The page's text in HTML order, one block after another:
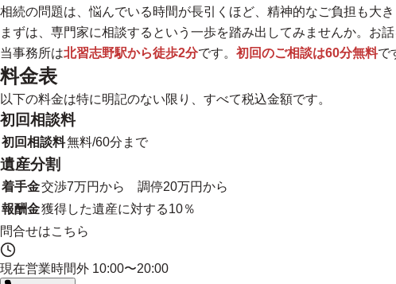
相続の問題は、悩んでいる時間が長引くほど、精神的なご負担も大
まずは、専門家に相談するという一歩を踏み出してみませんか。 お
当事務所は北習志野駅から徒歩2分です。 初回のご相談は60分無料で
料金表
以下の料金は特に明記のない限り、すべて税込金額です。
初回相談料
初回相談料無料/60分まで
遺産分割
着手金交渉7万円から 調停20万円から
報酬金獲得した遺産に対する10％
問合せはこちら
現在営業時間外 10:00〜20:00